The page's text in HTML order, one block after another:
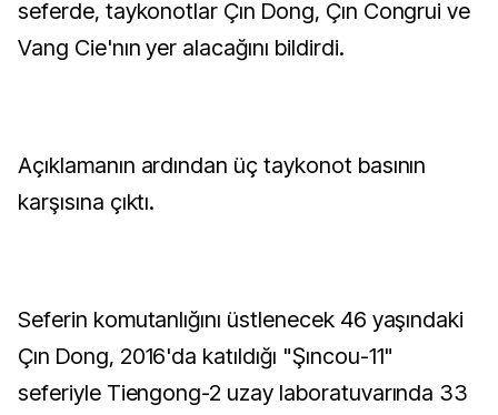
seferde, taykonotlar Çın Dong, Çın Congrui ve
Vang Cie'nın yer alacağını bildirdi.
Açıklamanın ardından üç taykonot basının
karşısına çıktı.
Seferin komutanlığını üstlenecek 46 yaşındaki
Çın Dong, 2016'da katıldığı "Şıncou-11"
seferiyle Tiengong-2 uzay laboratuvarında 33